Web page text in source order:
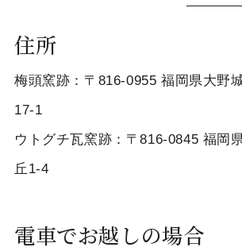
住所
梅頭窯跡：〒816-0955 福岡県大野
17-1
ウトグチ瓦窯跡：〒816-0845 福岡
丘1-4
電車でお越しの場合